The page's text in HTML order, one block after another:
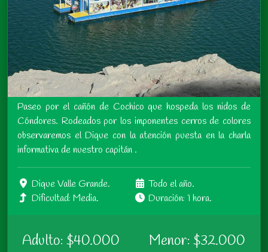
Paseo por el cañón de Cochico que hospeda los nidos de
Cóndores. Rodeados por los imponentes cerros de colores
observaremos el Dique con la atención puesta en la charla
informativa de nuestro capitán .
Dique Valle Grande.
Todo el año.
Dificultad: Media.
Duración: 1 hora.
Adulto: $40.000 Menor: $32.000